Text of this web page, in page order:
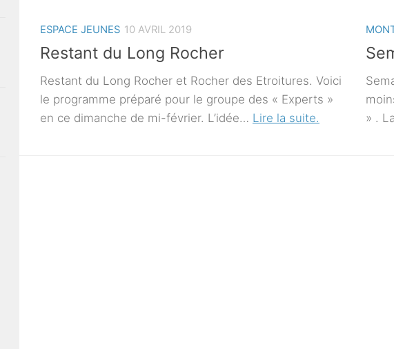
ESPACE JEUNES 10 AVRIL 2019
Restant du Long Rocher
Restant du Long Rocher et Rocher des Etroitures. Voici
le programme préparé pour le groupe des « Experts »
en ce dimanche de mi-février. L’idée… Lire la suite.
» .